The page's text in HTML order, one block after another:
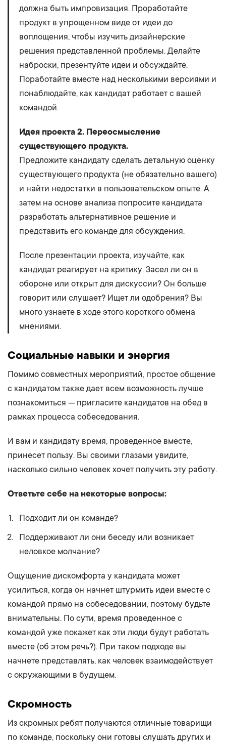
должна быть импровизация. Проработайте
продукт в упрощенном виде от идеи до
воплощения, чтобы изучить дизайнерские
решения представленной проблемы. Делайте
наброски, презентуйте идеи и обсуждайте.
Поработайте вместе над несколькими версиями и
понаблюдайте, как кандидат работает с вашей
командой.
Идея проекта 2. Переосмысление
существующего продукта.
Предложите кандидату сделать детальную оценку
существующего продукта (не обязательно вашего)
и найти недостатки в пользовательском опыте. А
затем на основе анализа попросите кандидата
разработать альтернативное решение и
представить его команде для обсуждения.
После презентации проекта, изучайте, как
кандидат реагирует на критику. Засел ли он в
обороне или открыт для дискуссии? Он больше
говорит или слушает? Ищет ли одобрения? Вы
много узнаете в ходе этого короткого обмена
мнениями.
Социальные навыки и энергия
Помимо совместных мероприятий, простое общение
с кандидатом также дает всем возможность лучше
познакомиться — пригласите кандидатов на обед в
рамках процесса собеседования.
И вам и кандидату время, проведенное вместе,
принесет пользу. Вы своими глазами увидите,
насколько сильно человек хочет получить эту работу.
Ответьте себе на некоторые вопросы:
Подходит ли он команде?
Поддерживают ли они беседу или возникает
неловкое молчание?
Ощущение дискомфорта у кандидата может
усилиться, когда он начнет штурмить идеи вместе с
командой прямо на собеседовании, поэтому будьте
внимательны. По сути, время проведенное с
командой уже покажет как эти люди будут работать
вместе (об этом речь?). При таком подходе вы
начнете представлять, как человек взаимодействует
с окружающими в будущем.
Скромность
Из скромных ребят получаются отличные товарищи
по команде, поскольку они готовы слушать других и